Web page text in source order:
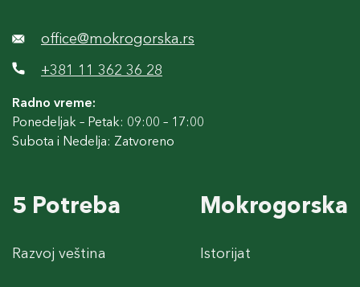
office@mokrogorska.rs
+381 11 362 36 28
Radno vreme:
Ponedeljak – Petak: 09:00 – 17:00
Subota i Nedelja: Zatvoreno
5 Potreba
Razvoj veština
Mokrogorska
Istorijat